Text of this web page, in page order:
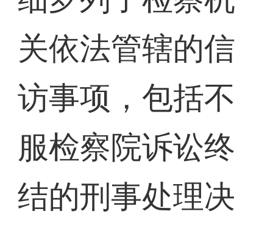
关依法管辖的信
访事项，包括不
服检察院诉讼终
结的刑事处理决